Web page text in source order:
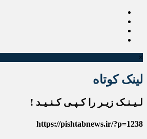
×
لینک کوتاه
لـیـنـک زیـر را کـپـی کـنـیـد !
https://pishtabnews.ir/?p=1238